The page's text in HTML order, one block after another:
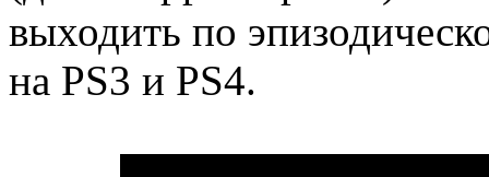
выходить по
на PS3 и PS4.